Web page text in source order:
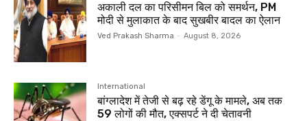
अकाली दल का परिसीमन बिल को समर्थन, PM
मोदी से मुलाकात के बाद सुखबीर बादल का ऐलान
Ved Prakash Sharma - August 8, 2026
International
बांग्‍लादेश में तेजी से बढ़ रहे डेंगू के मामले, अब तक
59 लोगों की मौत, एक्‍सपर्ट ने दी चेतावनी